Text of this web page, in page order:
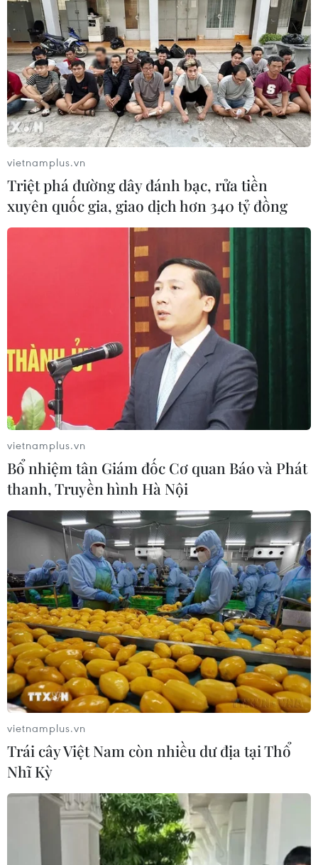
Khởi tố đối tượng giả danh giáo viên dạy
lái xe để lừa đảo, chiếm đoạt tài sản
Từ tháng 6/2024 đến 10/2025, có 38 người dân đã
đăng ký tham gia học lái xe và nộp tiền cho đối tượng
Nguyễn Anh Tuấn với tổng số tiền trên 650 triệu đồng.
vietnamplus.vn
Triệt phá đường dây đánh bạc, rửa tiền
xuyên quốc gia, giao dịch hơn 340 tỷ đồng
vietnamplus.vn
Bổ nhiệm tân Giám đốc Cơ quan Báo và Phát
thanh, Truyền hình Hà Nội
vietnamplus.vn
Trái cây Việt Nam còn nhiều dư địa tại Thổ
Nhĩ Kỳ